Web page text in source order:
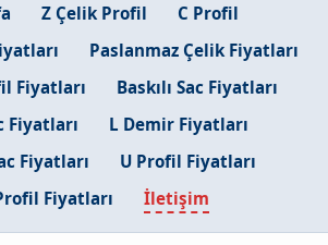
Z Çelik Profil
C Profil
Paslanmaz Çelik Fiyatları
Fiyatları
Baskılı Sac Fiyatları
Fiyatları
L Demir Fiyatları
Fiyatları
U Profil Fiyatları
Fiyatları
İletişim